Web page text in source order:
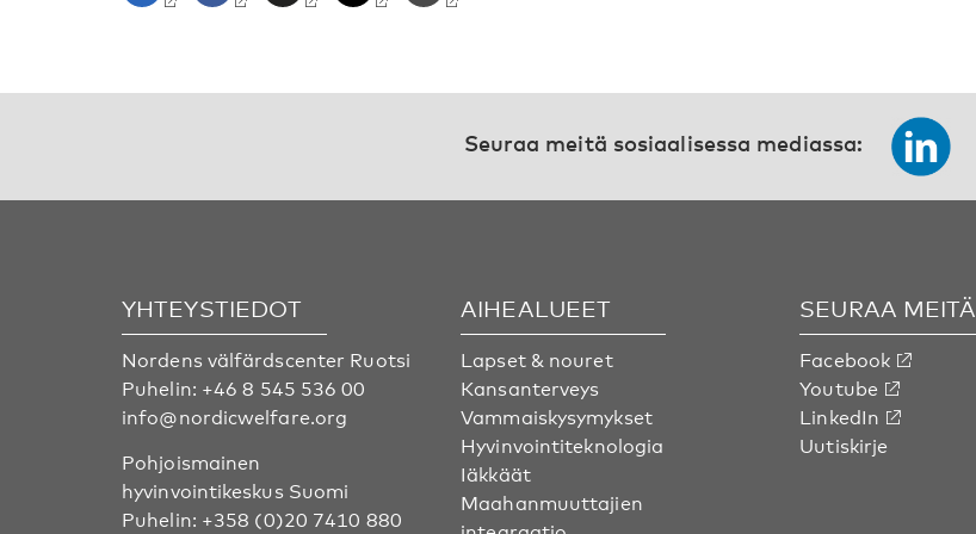
Seuraa meitä sosiaalisessa mediassa:
YHTEYSTIEDOT
Nordens välfärdscenter Ruotsi
Puhelin: +46 8 545 536 00
info@nordicwelfare.org
Pohjoismainen
hyvinvointikeskus Suomi
Puhelin: +358 (0)20 7410 880
AIHEALUEET
Lapset & nouret
Kansanterveys
Vammaiskysymykset
Hyvinvointiteknologia
Iäkkäät
Maahanmuuttajien
SEURAA MEITÄ
Facebook
Youtube
LinkedIn
Uutiskirje